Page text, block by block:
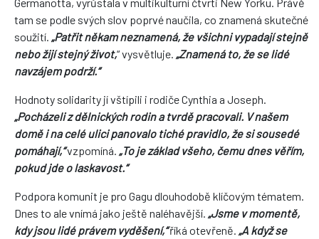
tam se podle svých slov poprvé naučila, co znamená skutečné
soužití. „Patřit někam neznamená, že všichni vypadají stejně
nebo žijí stejný život,“ vysvětluje. „Znamená to, že se lidé
navzájem podrží.“
Hodnoty solidarity jí vštípili i rodiče Cynthia a Joseph.
„Pocházeli z dělnických rodin a tvrdě pracovali. V našem
domě i na celé ulici panovalo tiché pravidlo, že si sousedé
pomáhají,“vzpomíná. „To je základ všeho, čemu dnes věřím,
pokud jde o laskavost.“
Podpora komunit je pro Gagu dlouhodobě klíčovým tématem.
Dnes to ale vnímá jako ještě naléhavější. „Jsme v momentě,
kdy jsou lidé právem vyděšení,“říká otevřeně. „A když se